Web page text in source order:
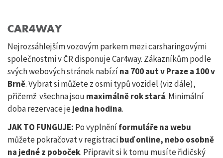
CAR4WAY
Nejrozsáhlejším vozovým parkem mezi carsharingovými
společnostmi v ČR disponuje Car4way. Zákazníkům podle
svých webových stránek nabízína 700 aut v Praze a 100 v
Brně. Vybrat si můžete z osmi typů vozidel (viz dále),
přičemž všechna jsou maximálně rok stará. Minimální
doba rezervace jejedna hodina.
JAK TO FUNGUJE: Po vyplněníformuláře na webu
můžete pokračovat v registracibuď online, nebo osobně
na jedné z poboček. Připravit si k tomu musíte řidičský